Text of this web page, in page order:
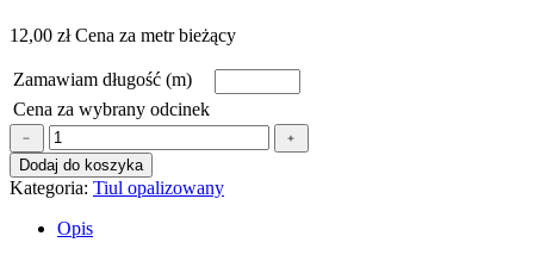
12,00 złCena za metr bieżący
Zamawiam długość (m)
Cena za wybrany odcinek
ilość
Tiul
opalizowany
koral
﹣
﹢
Dodaj do koszyka
Kategoria: Tiul opalizowany
Opis